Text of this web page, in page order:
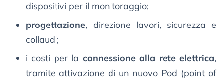
dispositivi per il monitoraggio;
progettazione, direzione lavori, sicurezza e
collaudi;
i costi per la connessione alla rete elettrica,
tramite attivazione di un nuovo Pod (point of